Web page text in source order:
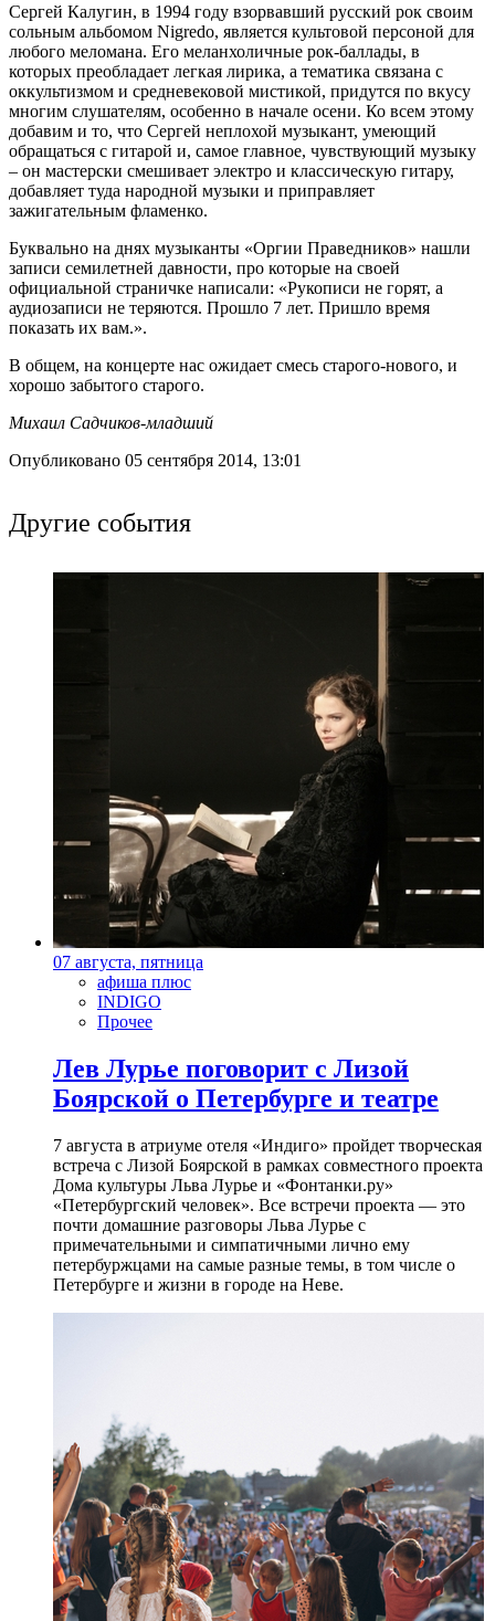
Сергей Калугин, в 1994 году взорвавший русский рок своим
сольным альбомом Nigredo, является культовой персоной для
любого меломана. Его меланхоличные рок-баллады, в
которых преобладает легкая лирика, а тематика связана с
оккультизмом и средневековой мистикой, придутся по вкусу
многим слушателям, особенно в начале осени. Ко всем этому
добавим и то, что Сергей неплохой музыкант, умеющий
обращаться с гитарой и, самое главное, чувствующий музыку
– он мастерски смешивает электро и классическую гитару,
добавляет туда народной музыки и приправляет
зажигательным фламенко.
Буквально на днях музыканты «Оргии Праведников» нашли
записи семилетней давности, про которые на своей
официальной страничке написали: «Рукописи не горят, а
аудиозаписи не теряются. Прошло 7 лет. Пришло время
показать их вам.».
В общем, на концерте нас ожидает смесь старого-нового, и
хорошо забытого старого.
Михаил Садчиков-младший
Опубликовано 05 сентября 2014, 13:01
Другие события
07 августа, пятница
афиша плюс
INDIGO
Прочее
Лев Лурье поговорит с Лизой
Боярской о Петербурге и театре
7 августа в атриуме отеля «Индиго» пройдет творческая
встреча с Лизой Боярской в рамках совместного проекта
Дома культуры Льва Лурье и «Фонтанки.ру»
«Петербургский человек». Все встречи проекта — это
почти домашние разговоры Льва Лурье с
примечательными и симпатичными лично ему
петербуржцами на самые разные темы, в том числе о
Петербурге и жизни в городе на Неве.